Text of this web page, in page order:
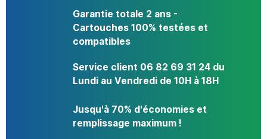
Garantie totale 2 ans -
Cartouches 100% testées et
compatibles
Service client 06 82 69 31 24 du
Lundi au Vendredi de 10H à 18H
Jusqu'à 70% d'économies et
remplissage maximum !